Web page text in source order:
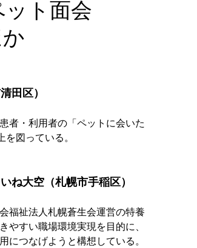
ト面会
田区）
者・利用者の「ペットに会いた
図っている。
ね大空（札幌市手稲区）
福祉法人札幌蒼生会運営の特養
やすい職場環境実現を目的に、
につなげようと構想している。